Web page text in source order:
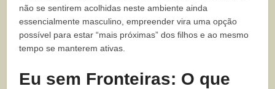
não se sentirem acolhidas neste ambiente ainda
essencialmente masculino, empreender vira uma opção
possível para estar “mais próximas” dos filhos e ao mesmo
tempo se manterem ativas.
Eu sem Fronteiras: O que